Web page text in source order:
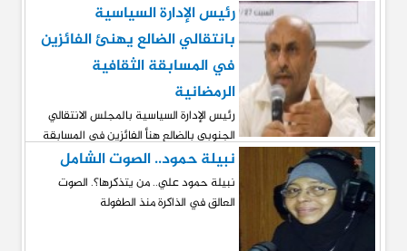
رئيس الإدارة السياسية
بانتقالي الضالع يهنئ الفائزين
في المسابقة الثقافية
الرمضانية
رئيس الإدارة السياسية بالمجلس الانتقالي
الجنوبي بالضالع هنأ الفائزين في المسابقة
الثقافية الرمضانية
نبيلة حمود.. الصوت الشامل
نبيلة حمود علي.. من يتذكرها؟. الصوت
العالق في الذاكرة منذ الطفولة